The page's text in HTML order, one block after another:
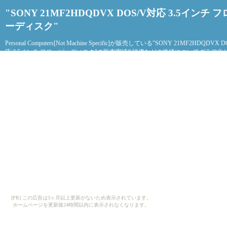
[PR] この広告は3ヶ月以上更新がないため表示されています。
ホームページを更新後24時間以内に表示されなくなります。
"SONY 21MF2HDQDVX DOS/V対応 3.5インチ フ
ーディスク"
Personal Computers[Not Machine Specific]が販売している"SONY 21MF2HDQDVX
応 3.5インチ フロッピーディスク"の販売実績&評価などの推移についてグラフ化